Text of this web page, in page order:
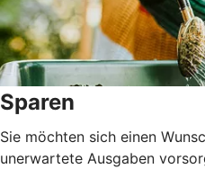
Sparen
Sie möchten sich einen
unerwartete Ausgaben